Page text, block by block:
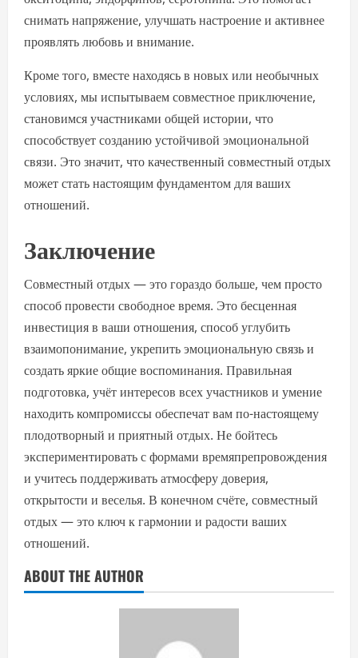
снимать напряжение, улучшать настроение и активнее
проявлять любовь и внимание.
Кроме того, вместе находясь в новых или необычных
условиях, мы испытываем совместное приключение,
становимся участниками общей истории, что
способствует созданию устойчивой эмоциональной
связи. Это значит, что качественный совместный отдых
может стать настоящим фундаментом для ваших
отношений.
Заключение
Совместный отдых — это гораздо больше, чем просто
способ провести свободное время. Это бесценная
инвестиция в ваши отношения, способ углубить
взаимопонимание, укрепить эмоциональную связь и
создать яркие общие воспоминания. Правильная
подготовка, учёт интересов всех участников и умение
находить компромиссы обеспечат вам по-настоящему
плодотворный и приятный отдых. Не бойтесь
экспериментировать с формами времяпрепровождения
и учитесь поддерживать атмосферу доверия,
открытости и веселья. В конечном счёте, совместный
отдых — это ключ к гармонии и радости ваших
отношений.
ABOUT THE AUTHOR